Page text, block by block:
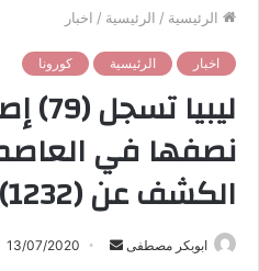
الرئيسية / الرئيسية / اخبار
اخبار الرئيسية كورونا
ليبيا
نصفها في
الكشف عن (1232) عينة
ابوبكر مصطفى 13/07/2020